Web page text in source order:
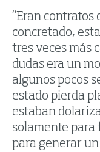
“Eran contratos
concretado,
tres veces más
dudas era un
algunos pocos
estado pierda
estaban
solamente para
para generar